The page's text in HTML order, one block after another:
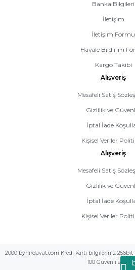
Banka Bilgileri
İletişim
İletişim Formu
Havale Bildirim
Kargo Takibi
Alışveriş
Mesafeli Satış
Gizlilik ve
İptal İade
Kişisel Veriler
Alışveriş
Mesafeli Satış
Gizlilik ve
İptal İade
Kişisel Veriler
2000 byhirdavat.com Kredi kartı bilgileriniz 256bit
100 Güvenli alış